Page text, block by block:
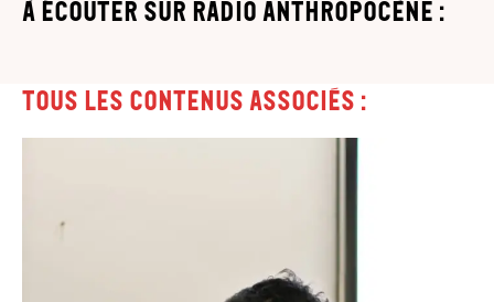
à écouter sur Radio Anthropocène :
Tous les contenus associés :